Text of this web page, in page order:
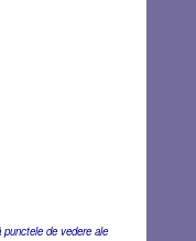
de vedere ale